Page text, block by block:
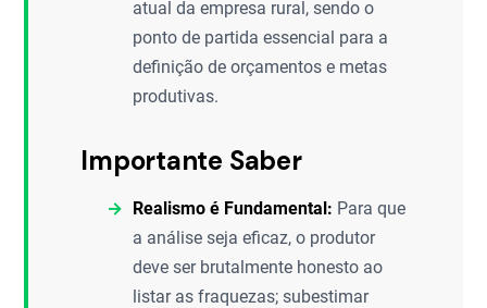
atual da empresa rural, sendo o
ponto de partida essencial para a
definição de orçamentos e metas
produtivas.
Importante Saber
Realismo é Fundamental: Para que
a análise seja eficaz, o produtor
deve ser brutalmente honesto ao
listar as fraquezas; subestimar